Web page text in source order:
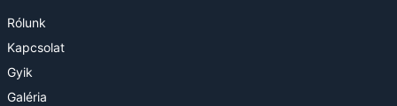
Rólunk
Kapcsolat
Gyik
Galéria